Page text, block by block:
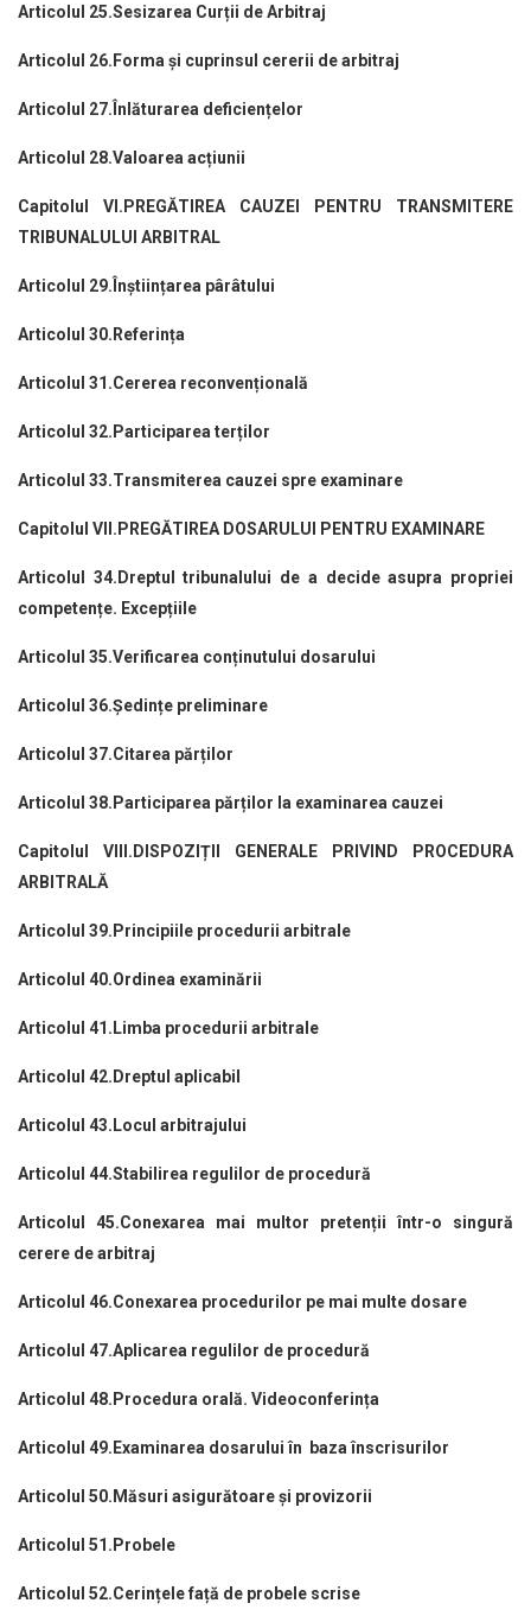
Articolul 25.Sesizarea Curții de Arbitraj
Articolul 26.Forma și cuprinsul cererii de arbitraj
Articolul 27.Înlăturarea deficiențelor
Articolul 28.Valoarea acțiunii
Capitolul VI.PREGĂTIREA CAUZEI PENTRU TRANSMITERE
TRIBUNALULUI ARBITRAL
Articolul 29.Înștiințarea pârâtului
Articolul 30.Referința
Articolul 31.Cererea reconvențională
Articolul 32.Participarea terților
Articolul 33.Transmiterea cauzei spre examinare
Capitolul VII.PREGĂTIREA DOSARULUI PENTRU EXAMINARE
Articolul 34.Dreptul tribunalului de a decide asupra propriei
competențe. Excepțiile
Articolul 35.Verificarea conținutului dosarului
Articolul 36.Ședințe preliminare
Articolul 37.Citarea părților
Articolul 38.Participarea părților la examinarea cauzei
Capitolul VIII.DISPOZIȚII GENERALE PRIVIND PROCEDURA
ARBITRALĂ
Articolul 39.Principiile procedurii arbitrale
Articolul 40.Ordinea examinării
Articolul 41.Limba procedurii arbitrale
Articolul 42.Dreptul aplicabil
Articolul 43.Locul arbitrajului
Articolul 44.Stabilirea regulilor de procedură
Articolul 45.Conexarea mai multor pretenții într-o singură
cerere de arbitraj
Articolul 46.Conexarea procedurilor pe mai multe dosare
Articolul 47.Aplicarea regulilor de procedură
Articolul 48.Procedura orală. Videoconferința
Articolul 49.Examinarea dosarului în baza înscrisurilor
Articolul 50.Măsuri asigurătoare şi provizorii
Articolul 51.Probele
Articolul 52.Cerințele față de probele scrise